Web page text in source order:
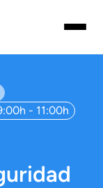
- 11:00h